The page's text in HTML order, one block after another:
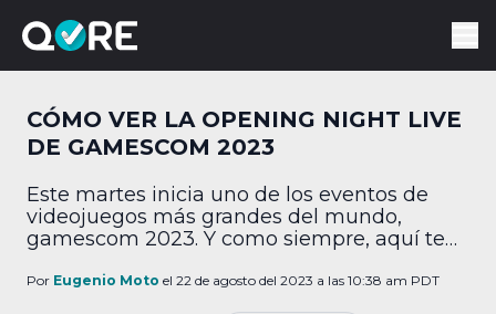
CÓMO VER LA OPENING NIGHT LIVE
DE GAMESCOM 2023
Este martes inicia uno de los eventos de
videojuegos más grandes del mundo,
gamescom 2023. Y como siempre, aquí te
que debes saber. ¿Cuándo ver la gamescom
Por Eugenio Moto el 22 de agosto del 2023 a las 10:38 am PDT